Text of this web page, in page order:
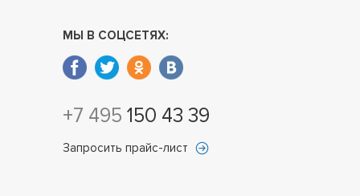
МЫ В СОЦСЕТЯХ:
+7 495 150 43 39
Запросить прайс-лист